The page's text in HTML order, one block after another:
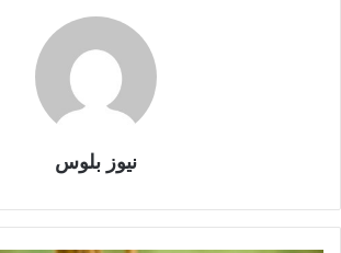
نيوز بلوس